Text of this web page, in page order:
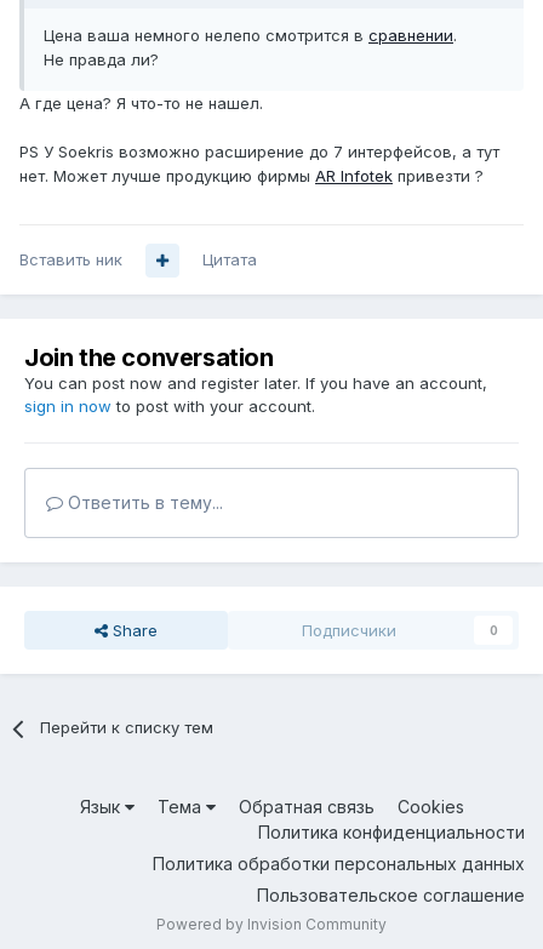
Цена ваша немного нелепо смотрится в сравнении.
Не правда ли?
А где цена? Я что-то не нашел.
PS У Soekris возможно расширение до 7 интерфейсов, а тут
нет. Может лучше продукцию фирмы AR Infotek привезти ?
Вставить ник Цитата
Join the conversation
You can post now and register later. If you have an account,
sign in now to post with your account.
Ответить в тему...
Share Подписчики 0
Перейти к списку тем
Язык Тема Обратная связь
Cookies
Политика конфиденциальности
Политика обработки персональных данных
Пользовательское соглашение
Powered by Invision Community